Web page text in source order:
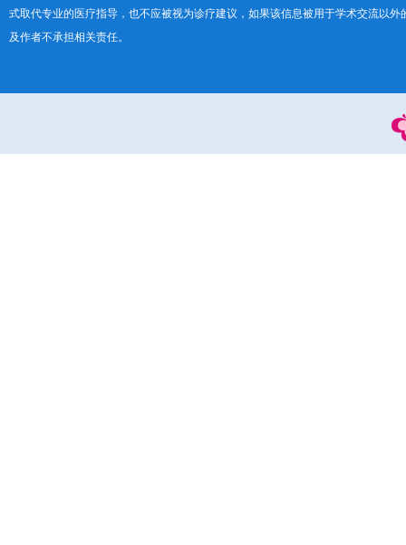
式取代专业的医疗指导，也不应被视为诊疗建议，如果该信息被用于学术交流以外
及作者不承担相关责任。